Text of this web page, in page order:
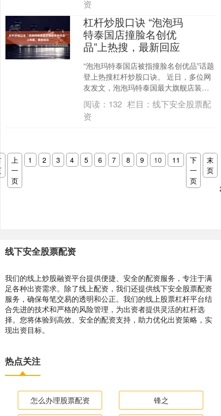
资
杠杆炒股口诀 “泡泡玛
特泰国店撞脸名创优
品”上热搜，最新回应
“泡泡玛特泰国店被指撞脸名创优品”话题
登上热搜杠杆炒股口诀。 近日，多位网
友发文，泡泡玛特泰国最大旗舰店装修
设计风格与名创优品MINISO LAND全球
壹号店相....
阅读： 132 栏目：线下安全股票配
资
上
一
页
1 2 3 4 5 6 7 8 9 10 11
下
一
页
末
页
线下安全股票配资
我们的线上炒股融资平台提供便捷、安全的配资服务，专注于满
足各种出资需求。除了线上配资，我们还提供线下安全股票配资
服务，确保每笔交易的透明和公正。我们的线上股票杠杆平台结
合先进的技术和严格的风险管理，为出资者提供灵活的杠杆选
择。您将体验到高效、安全的配资支持，助力优化出资策略，实
现出资目标。
热点关注
怎么办理股票配资 锋之